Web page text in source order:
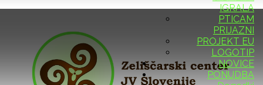
IGRALA
PTICAM
PRIJAZNI
PROJEKT EU
LOGOTIP
NOVICE
PONUDBA